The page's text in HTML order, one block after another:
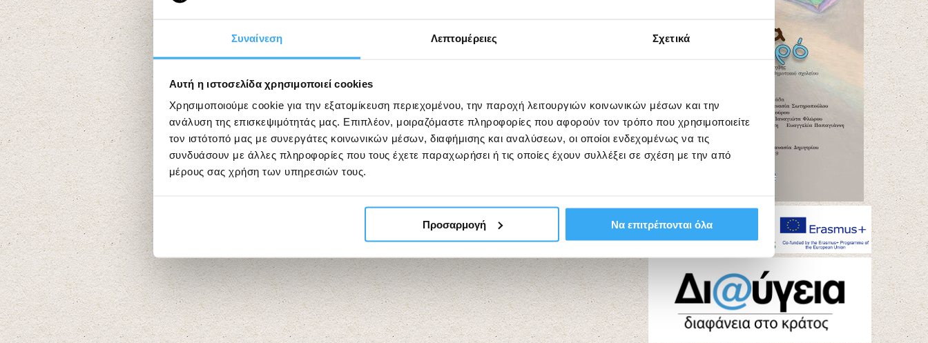
Συναίνεση Λεπτομέρειες Σχετικά
Αυτή η ιστοσελίδα χρησιμοποιεί cookies
Χρησιμοποιούμε cookie για την εξατομίκευση περιεχομένου, την παροχή λειτουργιών κοινωνικών μέσων και την
ανάλυση της επισκεψιμότητάς μας. Επιπλέον, μοιραζόμαστε πληροφορίες που αφορούν τον τρόπο που χρησιμοποιείτε
τον ιστότοπό μας με συνεργάτες κοινωνικών μέσων, διαφήμισης και αναλύσεων, οι οποίοι ενδεχομένως να τις
συνδυάσουν με άλλες πληροφορίες που τους έχετε παραχωρήσει ή τις οποίες έχουν συλλέξει σε σχέση με την από
μέρους σας χρήση των υπηρεσιών τους.
Προσαρμογή Να επιτρέπονται όλα